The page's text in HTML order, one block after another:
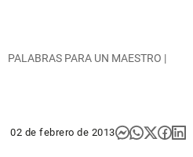
PALABRAS PARA UN MAESTRO |
02 de febrero de 2013